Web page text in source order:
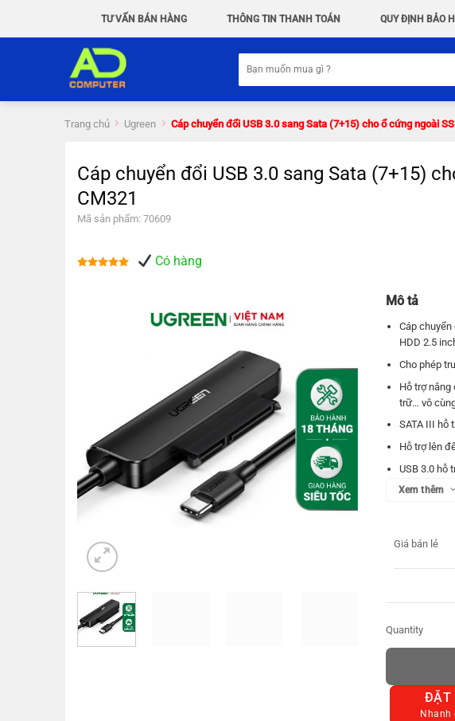
TƯ VẤN BÁN HÀNG THÔNG TIN THANH TOÁN QUY ĐỊNH BẢO
kiếm:
Trang chủ Ugreen Cáp chuyển đổi USB 3.0 sang Sata (7+15) cho ổ cứng ngoài
Cáp chuyển đổi USB 3.0 sang Sata (7+15)
CM321
Mã sản phẩm: 70609
Có hàng
Mô tả
Cáp chuyển
HDD 2.5
Cho phép
Hỗ trợ
trữ… vô
SATA III hỗ
Hỗ trợ lên
USB 3.0 hỗ
Tăng cường
Hỗ trợ
trao đổi
Tích hợp
Sử dụng
Tương
10/8.1/8/7/
PS4, PS4
Xem thêm
Giá bán lẻ
Cáp chuyển
ĐẶT
Nhanh